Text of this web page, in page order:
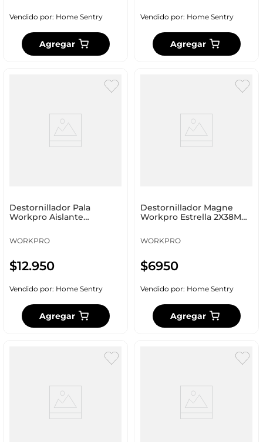
Vendido por: Home Sentry
Agregar
Vendido por: Home Sentry
Agregar
Destornillador Pala
Workpro Aislante
WORKPRO
$12.950
Vendido por: Home Sentry
Agregar
Destornillador Magne
Workpro Estrella 2X38Mm
WORKPRO
$6950
Vendido por: Home Sentry
Agregar